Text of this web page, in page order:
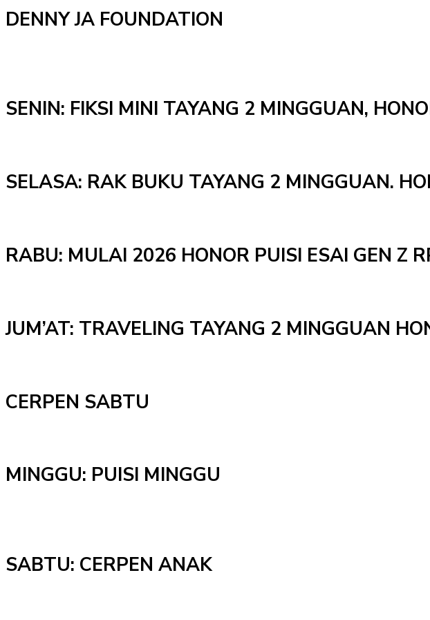
DENNY JA FOUNDATION
SENIN: FIKSI MINI TAYANG 2 MINGGUAN,
SELASA: RAK BUKU TAYANG 2 MINGGUAN.
RABU: MULAI 2026 HONOR PUISI ESAI GEN Z
JUM’AT: TRAVELING TAYANG 2 MINGGUAN
CERPEN SABTU
MINGGU: PUISI MINGGU
SABTU: CERPEN ANAK